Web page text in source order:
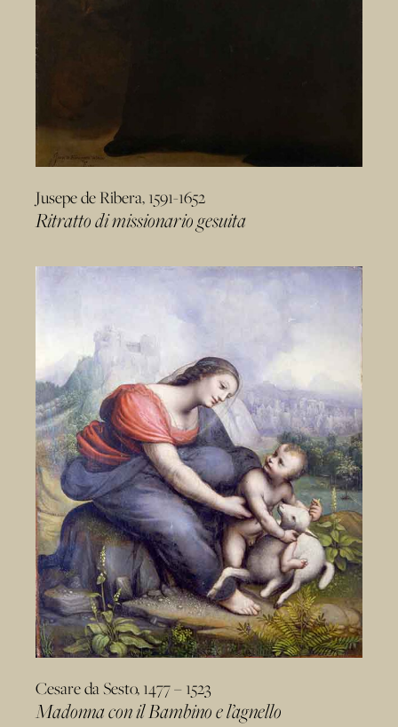
Jusepe de Ribera, 1591-1652
Ritratto di missionario gesuita
Cesare da Sesto, 1477 – 1523
Madonna con il Bambino e l’agnello